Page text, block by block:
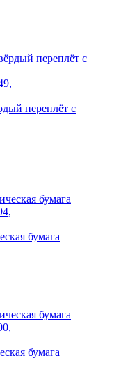
переплёт с
бумага
бумага